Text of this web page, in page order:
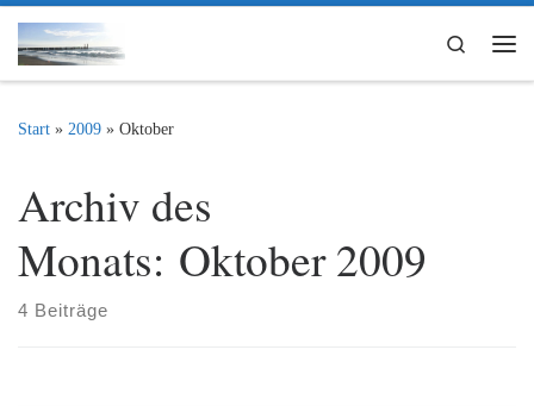
Zum Inhalt springen
Search
Start » 2009 » Oktober
Archiv des
Monats: Oktober 2009
4 Beiträge